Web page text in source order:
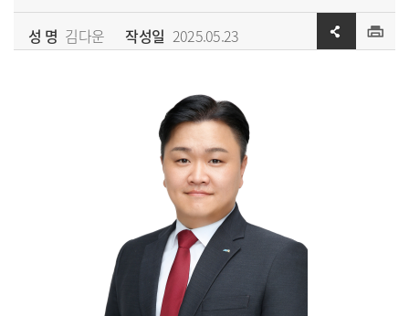
성 명 김다운 작성일 2025.05.23